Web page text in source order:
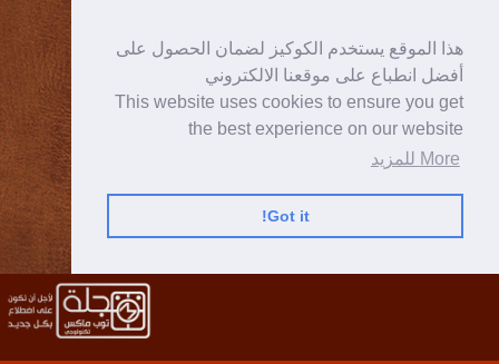
هذا الموقع يستخدم الكوكيز لضمان الحصول على
أفضل انطباع على موقعنا الالكتروني
This website uses cookies to ensure you get
the best experience on our website
More للمزيد
Got it!